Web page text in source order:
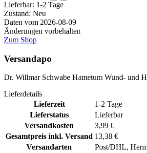
Lieferbar: 1-2 Tage
Zustand: Neu
Daten vom 2026-08-09
Änderungen vorbehalten
Zum Shop
Versandapo
Dr. Willmar Schwabe Hametum Wund- und
Lieferdetails
Lieferzeit
1-2 Tage
Lieferstatus
Lieferbar
Versandkosten
3,99 €
Gesamtpreis inkl. Versand 13,38 €
Versandarten
Post/DHL,